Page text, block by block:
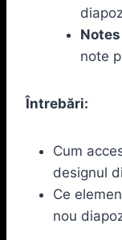
note
Întrebări:
Cum
designul
Ce
nou